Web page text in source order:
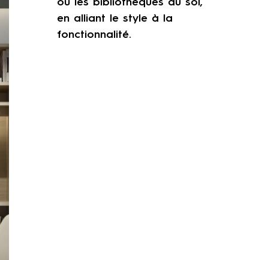
ou les bibliothèques au sol,
en alliant le style à la
fonctionnalité.